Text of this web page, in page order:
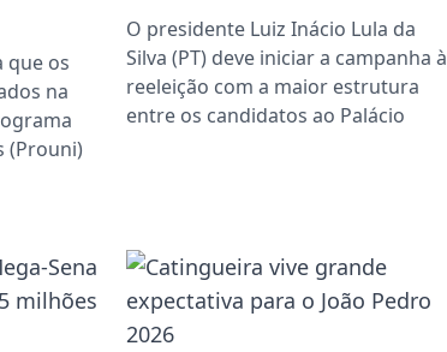
que os
na
(Prouni)
O presidente Luiz Inácio Lula da
Silva (PT) deve iniciar a campanha à
reeleição com a maior estrutura
entre os candidatos ao Palácio